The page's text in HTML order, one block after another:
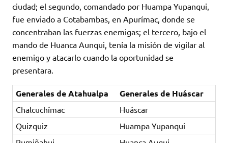
ciudad; el segundo, comandado por Huampa Yupanqui,
fue enviado a Cotabambas, en Apurímac, donde se
concentraban las fuerzas enemigas; el tercero, bajo el
mando de Huanca Aunqui, tenía la misión de vigilar al
enemigo y atacarlo cuando la oportunidad se
presentara.
Generales de Atahualpa Generales de Huáscar
Chalcuchímac
Huáscar
Quizquiz
Huampa Yupanqui